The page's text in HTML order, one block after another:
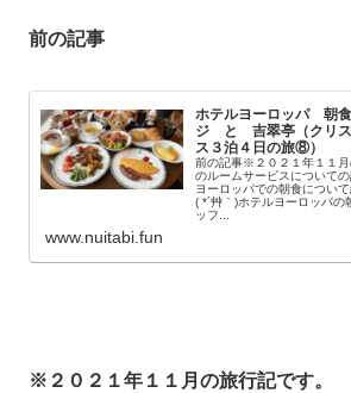
前の記事
ホテルヨーロッパ 朝
ジ と 吉翠亭（クリス
ス３泊４日の旅⑧）
前の記事※２０２１年１１
のルームサービスについて
ヨーロッパでの朝食につい
( *´艸｀)ホテルヨーロッパ
ッフ...
www.nuitabi.fun
※２０２１年１１月の旅行記です。